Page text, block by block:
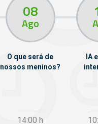
08
Ago
O que será de
nossos meninos?
14:00 h
IA